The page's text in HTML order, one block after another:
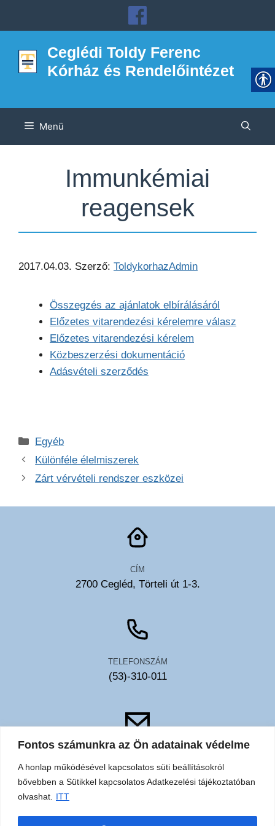
Fontos számunkra az Ön adatainak védelme
A honlap működésével kapcsolatos süti beállításokról
bővebben a Sütikkel kapcsolatos Adatkezelési tájékoztatóban
olvashat.
ITT
Ceglédi Toldy Ferenc
Kórház és Rendelőintézet
Menü
Immunkémiai
reagensek
2017.04.03. Szerző: ToldykorhazAdmin
Összegzés az ajánlatok elbírálásáról
Előzetes vitarendezési kérelemre válasz
Előzetes vitarendezési kérelem
Közbeszerzési dokumentáció
Adásvételi szerződés
Kategória
Egyéb
Különféle élelmiszerek
Zárt vérvételi rendszer eszközei
CÍM
2700 Cegléd, Törteli út 1-3.
TELEFONSZÁM
(53)-310-011
toldy@toldykorhaz.hu
AkadálymentesítésiKözérdekűElérhetőségek
Sütik